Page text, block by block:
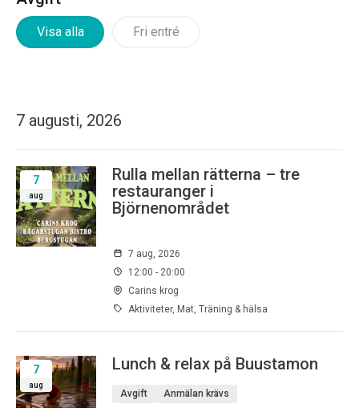
Visa alla Fri entré
7 augusti, 2026
7
aug
Rulla mellan rätterna – tre
restauranger i
Björnenområdet
7 aug, 2026
12:00 - 20:00
Carins krog
Aktiviteter, Mat, Träning & hälsa
7
aug
Lunch & relax på Buustamon
Avgift Anmälan krävs